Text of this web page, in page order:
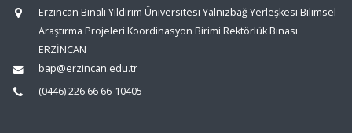
Erzincan Binali Yıldırım Üniversitesi Yalnızbağ Yerleşkesi Bilimsel
Araştırma Projeleri Koordinasyon Birimi Rektörlük Binası
ERZİNCAN
bap@erzincan.edu.tr
(0446) 226 66 66-10405